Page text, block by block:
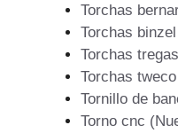
Torchas
Torchas
Torchas
Torchas
Tornillo de
Torno cnc